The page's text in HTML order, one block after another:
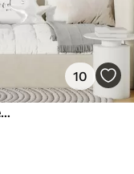
10
Acampamento infantil em tons quentes de bege, tenda e animais da floresta